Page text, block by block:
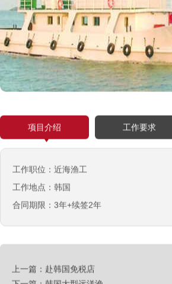
项目介绍 工作要求
工作职位：近海渔工
工作地点：韩国
合同期限：3年+续签2年
上一篇：赴韩国免税店
西班牙肉食